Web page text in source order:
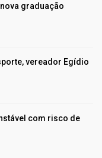
graduação
vereador Egídio
com risco de